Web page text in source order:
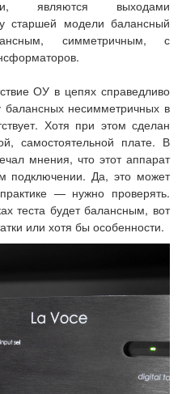
являются выходами
старшей модели балансный
симметричным, с
ОУ в цепях справедливо
несимметричных в
Хотя при этом сделан
самостоятельной плате. В
мнения, что этот аппарат
подключении. Да, это может
— нужно проверять.
теста будет балансным, вот
или хотя бы особенности.